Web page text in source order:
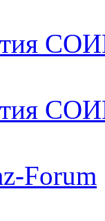
Forum